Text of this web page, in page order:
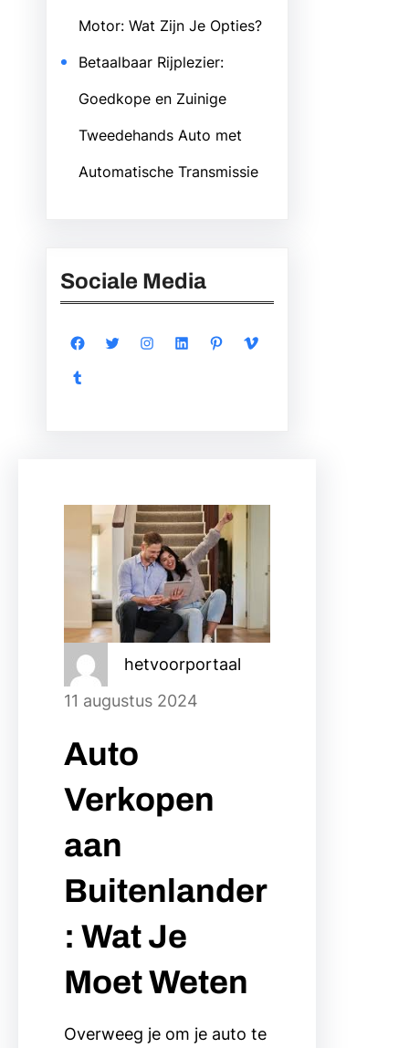
Motor: Wat Zijn Je Opties?
Betaalbaar Rijplezier:
Goedkope en Zuinige
Tweedehands Auto met
Automatische Transmissie
Sociale Media
Facebook Twitter Instagram LinkedIn Pinterest
Vimeo
Tumblr
hetvoorportaal
11 augustus 2024
Auto
Verkopen
aan
Buitenlander
: Wat Je
Moet Weten
Overweeg je om je auto te